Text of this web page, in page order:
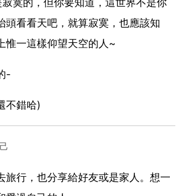
頭看看天吧，就算寂寞，也應該知
惟一這樣仰望天空的人~
-
不錯哈)
旅行，也分享給好友或是家人。想一